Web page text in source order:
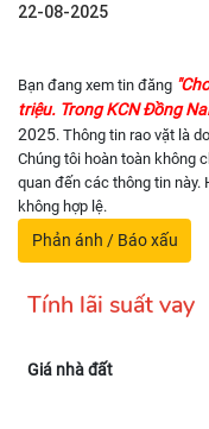
22-08-2025
Bạn đang xem tin đăng
triệu. Trong KCN Đồng
2025. Thông tin rao vặt là
Chúng tôi hoàn toàn không
quan đến các thông tin này.
không hợp lệ.
Phản ánh / Báo xấu
Tính lãi suất vay
Giá nhà đất